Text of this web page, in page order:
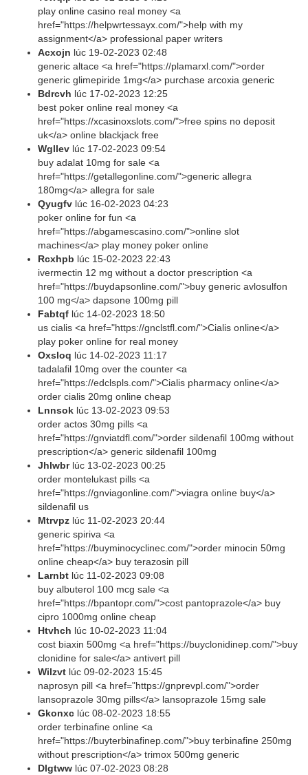
play online casino real money <a
href="https://helpwrtessayx.com/">help with my
assignment</a> professional paper writers
Acxojn lúc 19-02-2023 02:48
generic altace <a href="https://plamarxl.com/">order
generic glimepiride 1mg</a> purchase arcoxia generic
Bdrcvh lúc 17-02-2023 12:25
best poker online real money <a
href="https://xcasinoxslots.com/">free spins no deposit
uk</a> online blackjack free
Wgllev lúc 17-02-2023 09:54
buy adalat 10mg for sale <a
href="https://getallegonline.com/">generic allegra
180mg</a> allegra for sale
Qyugfv lúc 16-02-2023 04:23
poker online for fun <a
href="https://abgamescasino.com/">online slot
machines</a> play money poker online
Rcxhpb lúc 15-02-2023 22:43
ivermectin 12 mg without a doctor prescription <a
href="https://buydapsonline.com/">buy generic avlosulfon
100 mg</a> dapsone 100mg pill
Fabtqf lúc 14-02-2023 18:50
us cialis <a href="https://gnclstfl.com/">Cialis online</a>
play poker online for real money
Oxsloq lúc 14-02-2023 11:17
tadalafil 10mg over the counter <a
href="https://edclspls.com/">Cialis pharmacy online</a>
order cialis 20mg online cheap
Lnnsok lúc 13-02-2023 09:53
order actos 30mg pills <a
href="https://gnviatdfl.com/">order sildenafil 100mg without
prescription</a> generic sildenafil 100mg
Jhlwbrlúc 13-02-2023 00:25
order montelukast pills <a
href="https://gnviagonline.com/">viagra online buy</a>
sildenafil us
Mtrvpz lúc 11-02-2023 20:44
generic spiriva <a
href="https://buyminocyclinec.com/">order minocin 50mg
online cheap</a> buy terazosin pill
Larnbt lúc 11-02-2023 09:08
buy albuterol 100 mcg sale <a
href="https://bpantopr.com/">cost pantoprazole</a> buy
cipro 1000mg online cheap
Htvhch lúc 10-02-2023 11:04
cost biaxin 500mg <a href="https://buyclonidinep.com/">buy
clonidine for sale</a> antivert pill
Wilzvt lúc 09-02-2023 15:45
naprosyn pill <a href="https://gnprevpl.com/">order
lansoprazole 30mg pills</a> lansoprazole 15mg sale
Gkonxc lúc 08-02-2023 18:55
order terbinafine online <a
href="https://buyterbinafinep.com/">buy terbinafine 250mg
without prescription</a> trimox 500mg generic
Dlgtww lúc 07-02-2023 08:28